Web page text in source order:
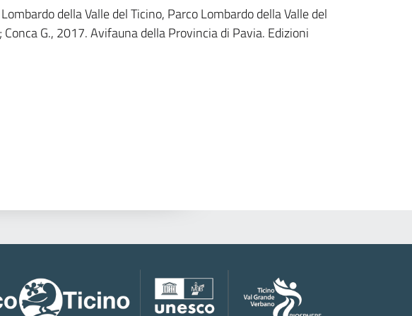
della Valle del Ticino, Parco Lombardo della Valle del
G., 2017. Avifauna della Provincia di Pavia. Edizioni